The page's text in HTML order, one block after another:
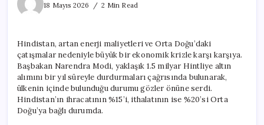
18 Mayıs 2026
2 Min Read
Durdurun
Çağrısı:
Hindistan
Ekonomik
Krizle
Yüzleşiyor
için
Hindistan, artan enerji maliyetleri ve Orta Doğu’daki
çatışmalar nedeniyle büyük bir ekonomik krizle karşı karşıya.
Başbakan Narendra Modi, yaklaşık 1.5 milyar Hintliye altın
alımını bir yıl süreyle durdurmaları çağrısında bulunarak,
ülkenin içinde bulunduğu durumu gözler önüne serdi.
Hindistan’ın ihracatının %15’i, ithalatının ise %20’si Orta
Doğu’ya bağlı durumda.